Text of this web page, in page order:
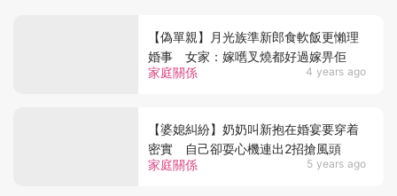
家庭關係 4 years ago
【偽單親】月光族準新郎食軟飯更懶理
婚事 女家：嫁嚿叉燒都好過嫁畀佢
家庭關係 5 years ago
【婆媳糾紛】奶奶叫新抱在婚宴要穿着
密實 自己卻耍心機連出2招搶風頭